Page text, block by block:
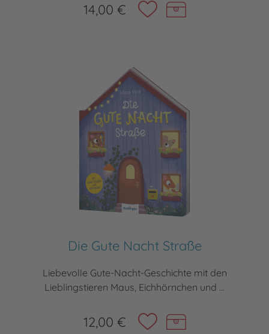
14,00 €
Die Gute Nacht Straße
Liebevolle Gute-Nacht-Geschichte mit den
Lieblingstieren Maus, Eichhörnchen und ...
12,00 €